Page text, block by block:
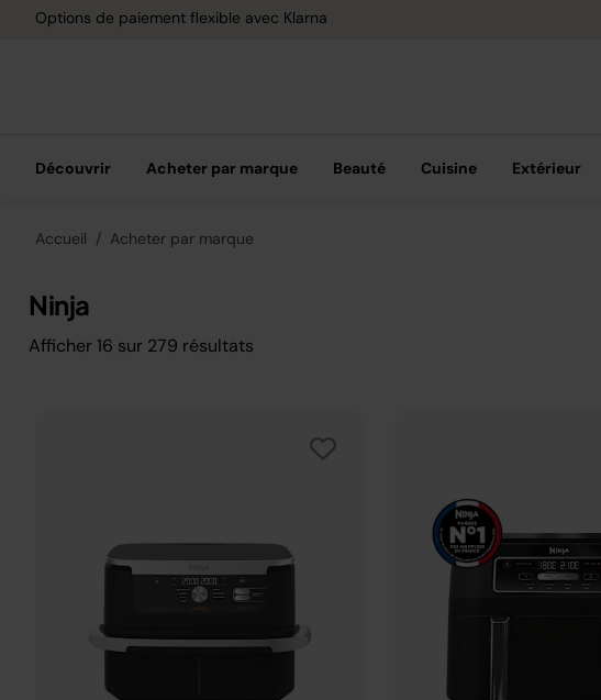
Options de paiement flexible avec Klarna
Découvrir Acheter par marque Beauté Cuisine Extérieur
Accueil Acheter par marque
Ninja
Afficher 16 sur 279 résultats